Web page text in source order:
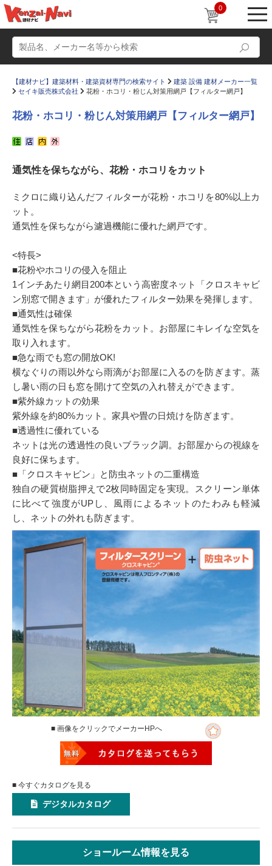
0
かたなび コラム
すまいリング 設計士インタビュー
Q＆A
【建材ナビ】建築材料・建築資材専門の検索サイト
建築 設備 建材メーカー一覧
セイキ販売株式会社
花粉・ホコリ・粉じん対策用網戸【フィルター網戸】
花粉・ホコリ・粉じん対策用網戸【フィルター網戸】
通気性を保ちながら、花粉・ホコリをカット
ミクロに織り込んだフィルターが花粉・ホコリを80%以上カ
ット。
通気性を保ちながら濾過機能に優れた網戸です。
<特長>
■花粉やホコリの侵入を阻止
1インチあたり網目200本という高密度ネット「クロスキャビ
ン別窓で開きます」が優れたフィルター効果を発揮します。
■通気性は確保
通気性を保ちながら花粉をカット。お部屋にキレイな空気を
取り入れます。
■急な雨でも窓の開放OK!
横なぐりの雨以外なら雨滴がお部屋に入るのを防ぎます。蒸
し暑い雨の日も窓を開けて空気の入れ替えができます。
■紫外線カットの効果
紫外線を約80%カット。家具や畳の日焼けを防ぎます。
■透過性に優れている
ネットは光の透過性の良いブラック調。お部屋からの視線を
良好に保ちます。
■「クロスキャビン」と防虫ネットの二重構造
独自の硬質樹脂押えで2枚同時固定を実現。スクリーン単体
に比べて強度がUPし、風雨によるネットのたわみも軽減
し、ネットの外れも防ぎます。
■ 画像をクリックでメーカーHPへ
■ 今すぐカタログを見る
デジタルカタログ
ショールーム情報を見る